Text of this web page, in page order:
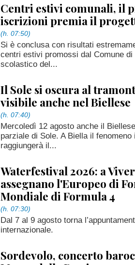
Centri estivi comunali, il
iscrizioni premia il
(h. 07:50)
Si è conclusa con risultati
centri estivi promossi dal Comune
scolastico del...
Il Sole si oscura al
visibile anche nel Biellese
(h. 07:40)
Mercoledì 12 agosto anche il
parziale di Sole. A Biella il
raggiungerà il...
Waterfestival 2026: a
assegnano l'Europeo di
Mondiale di Formula 4
(h. 07:30)
Dal 7 al 9 agosto torna
internazionale.
Sordevolo, concerto